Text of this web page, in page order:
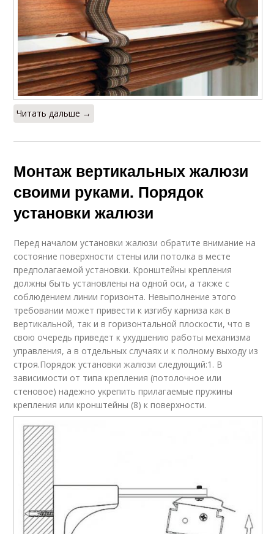
Читать дальше →
Монтаж вертикальных жалюзи
своими руками. Порядок
установки жалюзи
Перед началом установки жалюзи обратите внимание на
состояние поверхности стены или потолка в месте
предполагаемой установки. Кронштейны крепления
должны быть установлены на одной оси, а также с
соблюдением линии горизонта. Невыполнение этого
требовании может привести к изгибу карниза как в
вертикальной, так и в горизонтальной плоскости, что в
свою очередь приведет к ухудшению работы механизма
управления, а в отдельных случаях и к полному выходу из
строя.Порядок установки жалюзи следующий:1. В
зависимости от типа крепления (потолочное или
стеновое) надежно укрепить прилагаемые пружины
крепления или кронштейны (8) к поверхности.